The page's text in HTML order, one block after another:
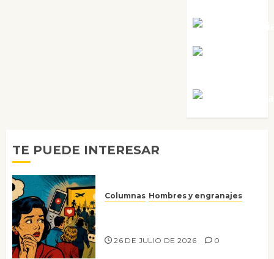
TE PUEDE INTERESAR
Columnas Hombres y engranajes
26 DE JULIO DE 2026 0